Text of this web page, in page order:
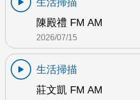
陳殿禮 FM AM
2026/07/15
生活掃描
莊文凱 FM AM